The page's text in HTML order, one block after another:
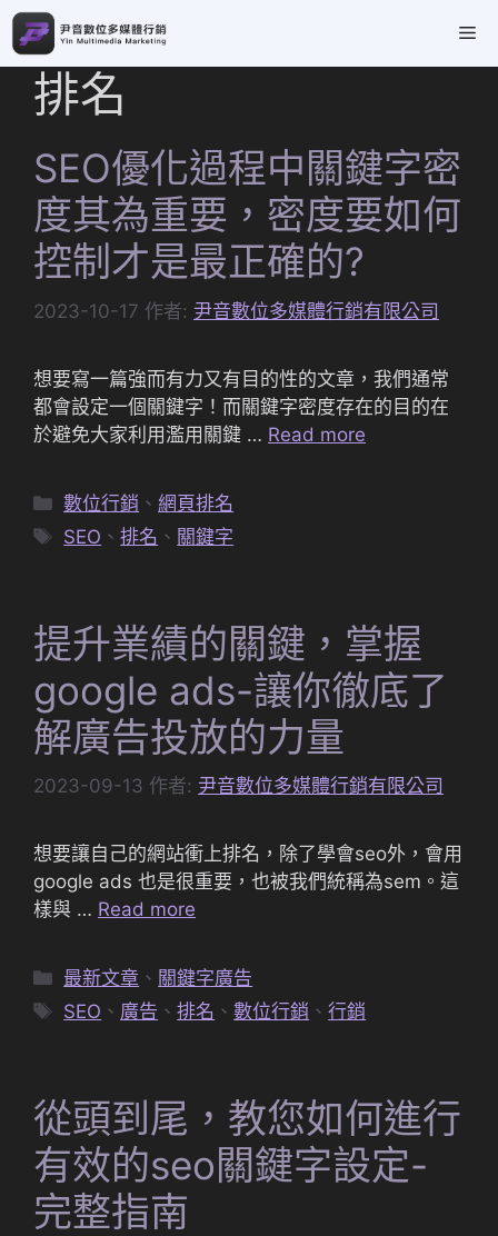
跳
主
排名
SEO優化過程中關鍵字密
度其為重要，密度要如何
控制才是最正確的?
2023-10-17 作者: 尹音數位多媒體行銷有限公司
想要寫一篇強而有力又有目的性的文章，我們通常
都會設定一個關鍵字！而關鍵字密度存在的目的在
於避免大家利用濫用關鍵 … Read more
分
類
數位行銷 、網頁排名
標
SEO 、排名 、 關鍵字
提升業績的關鍵，掌握
google ads-讓你徹底了
解廣告投放的力量
2023-09-13 作者: 尹音數位多媒體行銷有限公司
想要讓自己的網站衝上排名，除了學會seo外，會用
google ads 也是很重要，也被我們統稱為sem。這
樣與 … Read more
分
類
最新文章 、 關鍵字廣告
標
SEO 、 廣告 、排名 、數位行銷 、行銷
從頭到尾，教您如何進行
有效的seo關鍵字設定-
完整指南